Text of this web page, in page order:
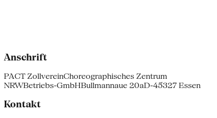
Anschrift
PACT ZollvereinChoreographisches Zentrum
NRWBetriebs-GmbHBullmannaue 20aD-45327 Essen
Kontakt